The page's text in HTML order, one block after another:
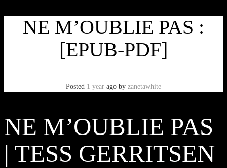
NE M’OUBLIE PAS :
[EPUB-PDF]
Posted 1 year ago by zanetawhite
NE M’OUBLIE PAS
| TESS GERRITSEN